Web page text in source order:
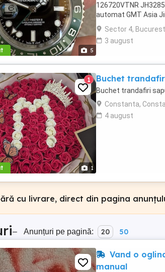
5
126720VTNR
automat GMT Asia
rotor cu așezare
Sector 4,
3 august
1
1 Buchet
Buchet trandafiri
Constanta,
4 august
cu livrare, direct din pagina
– Anunțuri pe pagină: 20 50
Vand o
manual